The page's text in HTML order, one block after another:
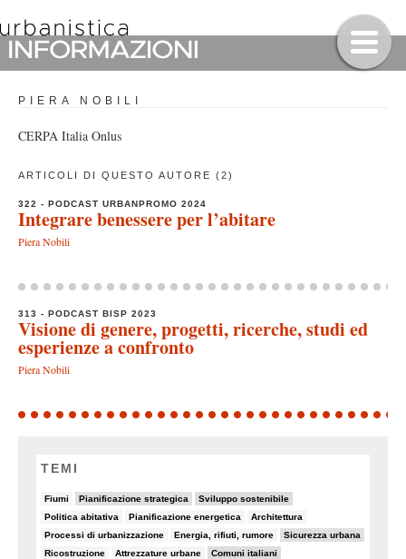
PIERA NOBILI
CERPA Italia Onlus
ARTICOLI DI QUESTO AUTORE (2)
322 - PODCAST URBANPROMO 2024
Integrare benessere per l’abitare
Piera Nobili
313 - PODCAST BISP 2023
Visione di genere, progetti, ricerche, studi ed
esperienze a confronto
Piera Nobili
TEMI
Fiumi
8/82 Pianificazione strategica
11/82 Sviluppo sostenibile
19/82
Politica abitativa
8/82 Pianificazione energetica
5/82 Architettura
7/82
Processi di urbanizzazione
8/82 Energia, rifiuti, rumore
6/82 Sicurezza urbana
10/82
Ricostruzione
6/82 Attrezzature urbane
5/82 Comuni italiani
18/82